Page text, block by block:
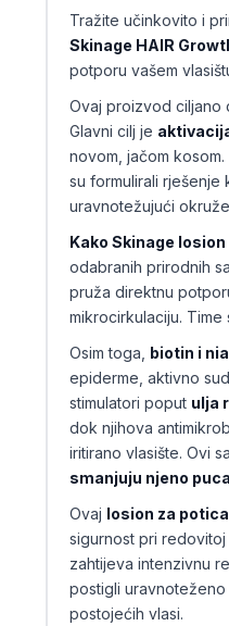
Tražite učinkovito i
Skinage HAIR
potporu vašem
Ovaj proizvod ciljano
Glavni cilj je
novom, jačom
su formulirali rješenje
uravnotežujući
Kako Skinage
odabranih prirodnih
pruža direktnu
mikrocirkulaciju.
Osim toga, biotin i
epiderme, aktivno
stimulatori poput ulja
dok njihova
iritirano vlasište. Ovi
smanjuju njeno
Ovaj losion za
sigurnost pri
zahtijeva intenzivnu
postigli
postojećih vlasi.